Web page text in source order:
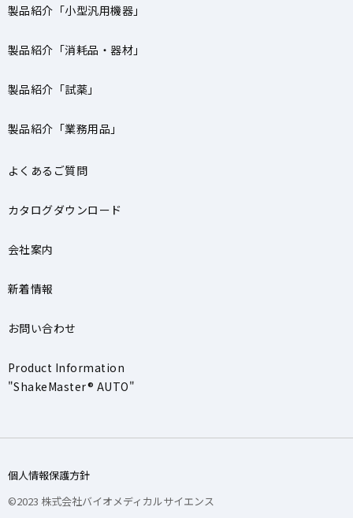
製品紹介「小型汎用機器」
製品紹介「消耗品・器材」
製品紹介「試薬」
製品紹介「業務用品」
よくあるご質問
カタログダウンロード
会社案内
新着情報
お問い合わせ
Product Information
"ShakeMaster® AUTO"
個人情報保護方針
©2023 株式会社バイオメディカルサイエンス